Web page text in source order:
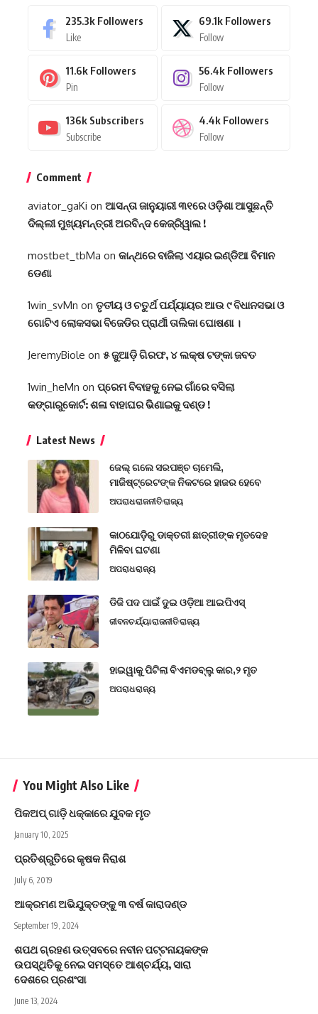
235.3k Followers
Like
69.1k Followers
Follow
11.6k Followers
Pin
56.4k Followers
Follow
136k Subscribers
Subscribe
4.4k Followers
Follow
Comment
aviator_gaKi on ଆସନ୍ତା ଜାନୁୟାରୀ ୩୧ରେ ଓଡ଼ିଶା ଆସୁଛନ୍ତି
ଦିଲ୍ଲୀ ମୁଖ୍ୟମନ୍ତ୍ରୀ ଅରବିନ୍ଦ କେଜ୍ରିୱାଲ !
mostbet_tbMa on କାନ୍ଥରେ ବାଜିଲା ଏୟାର ଇଣ୍ଡିଆ ବିମାନ
ଡେଣା
1win_svMn on ତୃତୀୟ ଓ ଚତୁର୍ଥ ପର୍ଯ୍ୟାୟର ଆଉ ୯ ବିଧାନସଭା ଓ
ଗୋଟିଏ ଲୋକସଭା ବିଜେଡିର ପ୍ରାର୍ଥୀ ତାଲିକା ଘୋଷଣା ।
JeremyBiole on ୫ ଜୁଆଡ଼ି ଗିରଫ, ୪ ଲକ୍ଷ ଟଙ୍କା ଜବତ
1win_heMn on ପ୍ରେମ ବିବାହକୁ ନେଇ ଗାଁରେ ବସିଲା
କଙ୍ଗାରୁକୋର୍ଟ: ଶଳା ବାହାଘର ଭିଣାଇକୁ ଦଣ୍ଡ !
Latest News
ଜେଲ୍ ଗଲେ ସରପଞ୍ଚ ଚାମେଲି,
ମାଜିଷ୍ଟ୍ରେଟଙ୍କ ନିକଟରେ ହାଜର ହେବେ
ଅପରାଧରାଜନୀତିରାଜ୍ୟ
କାଠଯୋଡ଼ିରୁ ଡାକ୍ତରୀ ଛାତ୍ରୀଙ୍କ ମୃତଦେହ
ମିଳିବା ଘଟଣା
ଅପରାଧରାଜ୍ୟ
ଡିଜି ପଦ ପାଇଁ ଦୁଇ ଓଡ଼ିଆ ଆଇପିଏସ୍
ଜୀବନଚର୍ଯ୍ୟାରାଜନୀତିରାଜ୍ୟ
ହାଇୱାକୁ ପିଟିଲା ବିଏମଡବ୍ଲୁ କାର,୨ ମୃତ
ଅପରାଧରାଜ୍ୟ
You Might Also Like
ପିକଅପ୍ ଗାଡ଼ି ଧକ୍କାରେ ଯୁବକ ମୃତ
January 10, 2025
ପ୍ରତିଶ୍ରୁତିରେ କୃଷକ ନିରାଶ
July 6, 2019
ଆକ୍ରମଣ ଅଭିଯୁକ୍ତଙ୍କୁ ୩ ବର୍ଷ କାରାଦଣ୍ଡ
September 19, 2024
ଶପଥ ଗ୍ରହଣ ଉତ୍ସବରେ ନବୀନ ପଟ୍ଟନାୟକଙ୍କ
ଉପସ୍ଥିତିକୁ ନେଇ ସମସ୍ତେ ଆଶ୍ଚର୍ଯ୍ୟ, ସାରା
ଦେଶରେ ପ୍ରଶଂସା
June 13, 2024